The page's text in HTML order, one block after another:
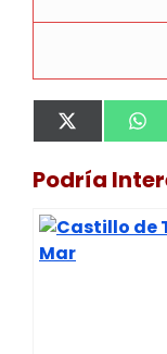
Compartir
en
X
(
w
t
e
r
en
W
h
t
p
Podría